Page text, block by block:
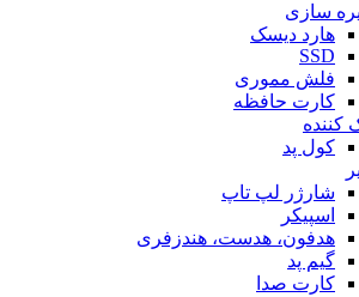
سازی
هارد دیسک
SSD
فلش مموری
کارت حافظه
کننده
کول پد
شارژر لپ تاپ
اسپیکر
هدفون، هدست، هندزفری
گیم پد
کارت صدا